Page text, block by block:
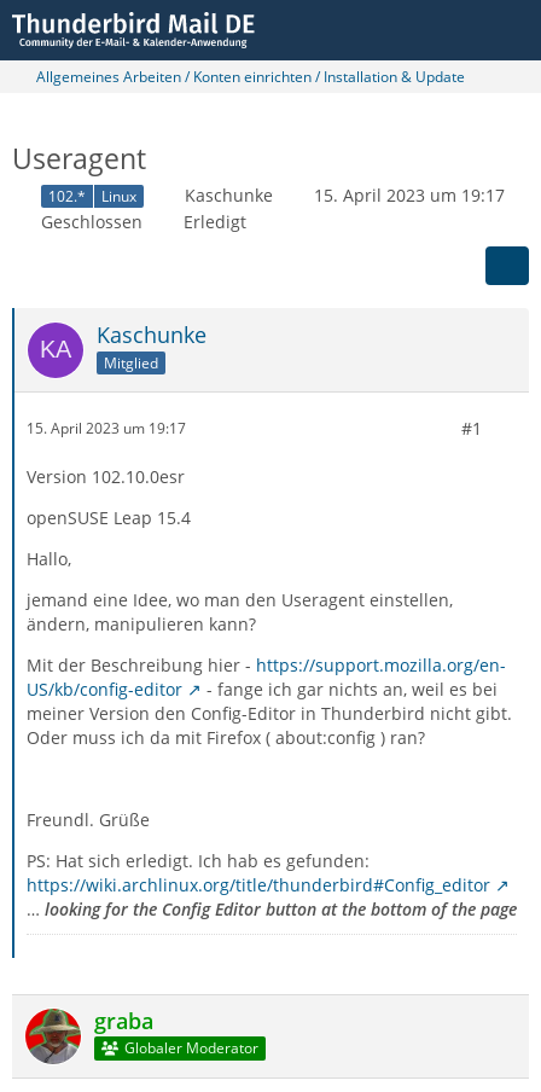
Allgemeines Arbeiten / Konten einrichten / Installation & Update
Useragent
102.* Linux Kaschunke
15. April 2023 um 19:17
Geschlossen
Erledigt
Kaschunke
Mitglied
15. April 2023 um 19:17 #1
Version 102.10.0esr
openSUSE Leap 15.4
Hallo,
jemand eine Idee, wo man den Useragent einstellen,
ändern, manipulieren kann?
Mit der Beschreibung hier - https://support.mozilla.org/en-
US/kb/config-editor
- fange ich gar nichts an, weil es bei
meiner Version den Config-Editor in Thunderbird nicht gibt.
Oder muss ich da mit Firefox ( about:config ) ran?
Freundl. Grüße
PS: Hat sich erledigt. Ich hab es gefunden:
https://wiki.archlinux.org/title/thunderbird#Config_editor
… looking for the Config Editor button at the bottom of the page
graba
Globaler Moderator